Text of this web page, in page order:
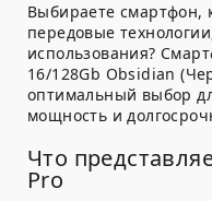
Выбираете смартфон,
передовые
использования?
16/128Gb Obsidian
оптимальный выбор
мощность и
Что
Pro